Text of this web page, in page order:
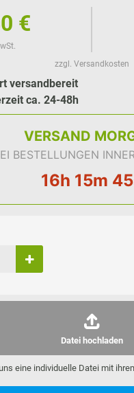
€
zzgl. Versandkosten
versandbereit
ca. 24-48h
VERSAND
BESTELLUNGEN
16h 15m
Datei hochladen
eine individuelle Datei mit